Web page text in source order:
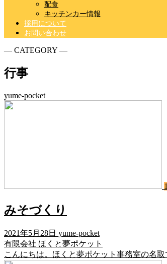
配食
キッチンカー情報
採用について
お問い合わせ
― CATEGORY ―
行事
yume-pocket
みそづくり
2021年5月28日 yume-pocket
有限会社 ほくと夢ポケット
こんにちは。ほくと夢ポケット事務室の名